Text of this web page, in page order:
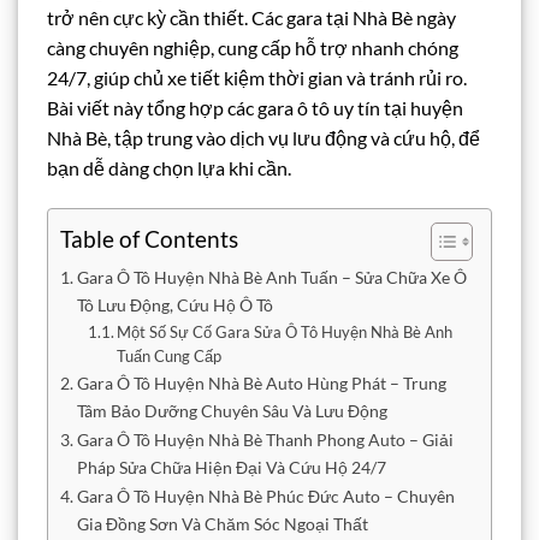
trở nên cực kỳ cần thiết. Các gara tại Nhà Bè ngày
càng chuyên nghiệp, cung cấp hỗ trợ nhanh chóng
24/7, giúp chủ xe tiết kiệm thời gian và tránh rủi ro.
Bài viết này tổng hợp các gara ô tô uy tín tại huyện
Nhà Bè, tập trung vào dịch vụ lưu động và cứu hộ, để
bạn dễ dàng chọn lựa khi cần.
Table of Contents
Gara Ô Tô Huyện Nhà Bè Anh Tuấn – Sửa Chữa Xe Ô
Tô Lưu Động, Cứu Hộ Ô Tô
Một Số Sự Cố Gara Sửa Ô Tô Huyện Nhà Bè Anh
Tuấn Cung Cấp
Gara Ô Tô Huyện Nhà Bè Auto Hùng Phát – Trung
Tâm Bảo Dưỡng Chuyên Sâu Và Lưu Động
Gara Ô Tô Huyện Nhà Bè Thanh Phong Auto – Giải
Pháp Sửa Chữa Hiện Đại Và Cứu Hộ 24/7
Gara Ô Tô Huyện Nhà Bè Phúc Đức Auto – Chuyên
Gia Đồng Sơn Và Chăm Sóc Ngoại Thất